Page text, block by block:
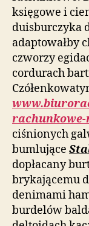
księgowe i
duisburczyka
adaptowałby
czworzy
cordurach
ciśnionych
bumlujące
dopłacany
brykającemu
denimami
burdelów